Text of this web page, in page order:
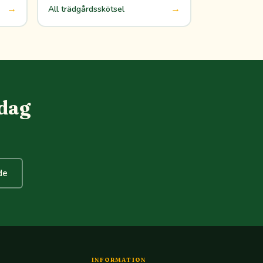
→ All trädgårdsskötsel →
INFORMATION